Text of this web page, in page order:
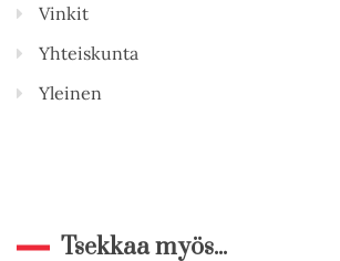
Vinkit
Yhteiskunta
Yleinen
Tsekkaa myös...